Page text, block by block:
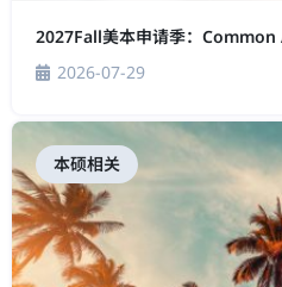
2027Fall美本申请季：Common
2026-07-29
本硕相关